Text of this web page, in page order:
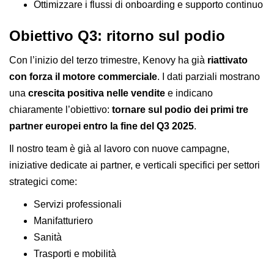
Ottimizzare i flussi di onboarding e supporto continuo
Obiettivo Q3: ritorno sul podio
Con l’inizio del terzo trimestre, Kenovy ha già riattivato
con forza il motore commerciale. I dati parziali mostrano
una crescita positiva nelle vendite e indicano
chiaramente l’obiettivo: tornare sul podio dei primi tre
partner europei entro la fine del Q3 2025.
Il nostro team è già al lavoro con nuove campagne,
iniziative dedicate ai partner, e verticali specifici per settori
strategici come:
Servizi professionali
Manifatturiero
Sanità
Trasporti e mobilità